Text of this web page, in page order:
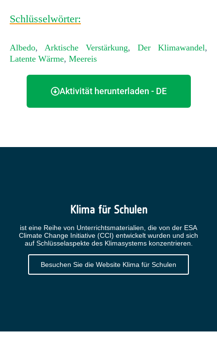
Schlüsselwörter:
Albedo, Arktische Verstärkung, Der Klimawandel,
Latente Wärme, Meereis
Aktivität herunterladen - DE
Klima für Schulen
ist eine Reihe von Unterrichtsmaterialien, die von der ESA
Climate Change Initiative (CCI) entwickelt wurden und sich
auf Schlüsselaspekte des Klimasystems konzentrieren.
Besuchen Sie die Website Klima für Schulen